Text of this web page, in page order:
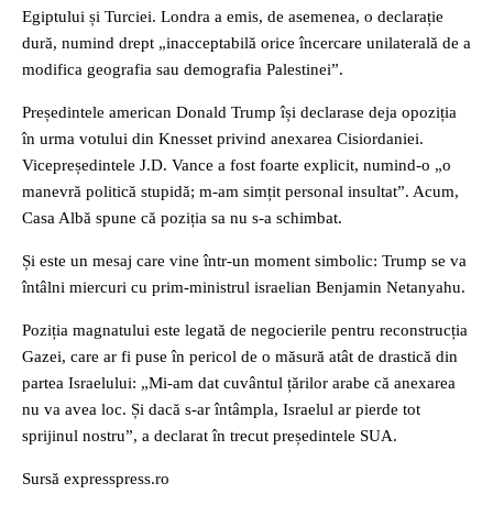
Egiptului și Turciei. Londra a emis, de asemenea, o declarație
dură, numind drept „inacceptabilă orice încercare unilaterală de a
modifica geografia sau demografia Palestinei”.
Președintele american Donald Trump își declarase deja opoziția
în urma votului din Knesset privind anexarea Cisiordaniei.
Vicepreședintele J.D. Vance a fost foarte explicit, numind-o „o
manevră politică stupidă; m-am simțit personal insultat”. Acum,
Casa Albă spune că poziția sa nu s-a schimbat.
Și este un mesaj care vine într-un moment simbolic: Trump se va
întâlni miercuri cu prim-ministrul israelian Benjamin Netanyahu.
Poziția magnatului este legată de negocierile pentru reconstrucția
Gazei, care ar fi puse în pericol de o măsură atât de drastică din
partea Israelului: „Mi-am dat cuvântul țărilor arabe că anexarea
nu va avea loc. Și dacă s-ar întâmpla, Israelul ar pierde tot
sprijinul nostru”, a declarat în trecut președintele SUA.
Sursă expresspress.ro